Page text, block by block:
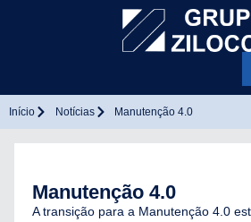
Início Notícias Manutenção 4.0
Manutenção 4.0
A transição para a Manutenção 4.0